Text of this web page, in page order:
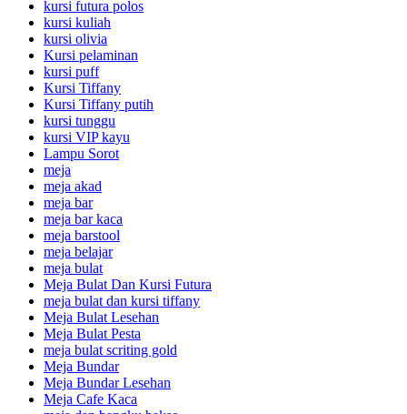
kursi futura polos
kursi kuliah
kursi olivia
Kursi pelaminan
kursi puff
Kursi Tiffany
Kursi Tiffany putih
kursi tunggu
kursi VIP kayu
Lampu Sorot
meja
meja akad
meja bar
meja bar kaca
meja barstool
meja belajar
meja bulat
Meja Bulat Dan Kursi Futura
meja bulat dan kursi tiffany
Meja Bulat Lesehan
Meja Bulat Pesta
meja bulat scriting gold
Meja Bundar
Meja Bundar Lesehan
Meja Cafe Kaca